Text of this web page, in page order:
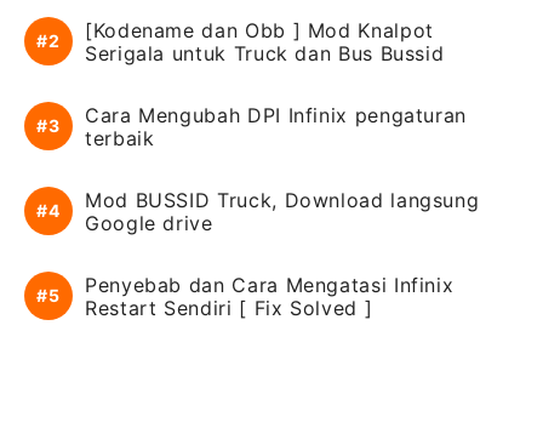
[Kodename dan Obb ] Mod Knalpot
Serigala untuk Truck dan Bus Bussid
Cara Mengubah DPI Infinix pengaturan
terbaik
Mod BUSSID Truck, Download langsung
Google drive
Penyebab dan Cara Mengatasi Infinix
Restart Sendiri [ Fix Solved ]